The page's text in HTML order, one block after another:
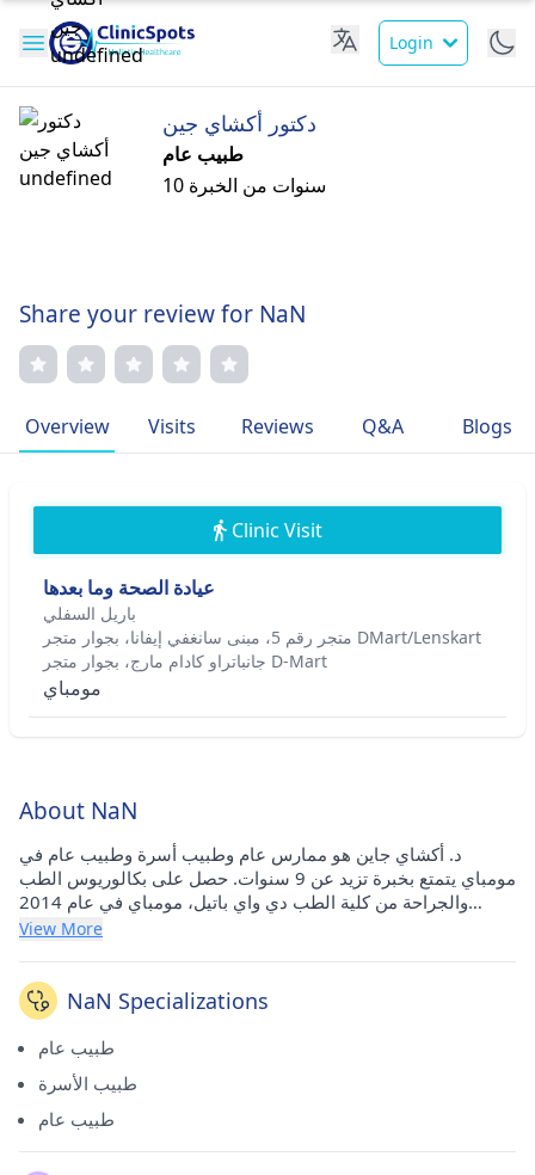
Login
دكتور أكشاي جين
طبيب عام
10 سنوات من الخبرة
Share your review for NaN
Overview Visits Reviews Q&A Blogs
Clinic Visit
عيادة الصحة وما بعدها
باريل السفلي
متجر رقم 5، مبنى سانغفي إيفانا، بجوار متجر DMart/Lenskart
جانباتراو كادام مارج، بجوار متجر D-Mart
مومباي
About NaN
د. أكشاي جاين هو ممارس عام وطبيب أسرة وطبيب عام في
مومباي يتمتع بخبرة تزيد عن 9 سنوات. حصل على بكالوريوس الطب
والجراحة من كلية الطب دي واي باتيل، مومباي في عام 2014
ودبلوم الدراسات العليا في مرض السكري (PGDD) من كلية الطب
View More
NaN Specializations
طبيب عام
طبيب الأسرة
طبيب عام